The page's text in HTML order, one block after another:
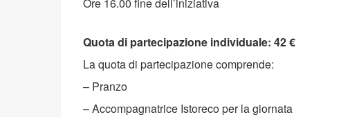
Quota di partecipazione individuale: 42 €
La quota di partecipazione comprende:
– Pranzo
– Accompagnatrice Istoreco per la giornata